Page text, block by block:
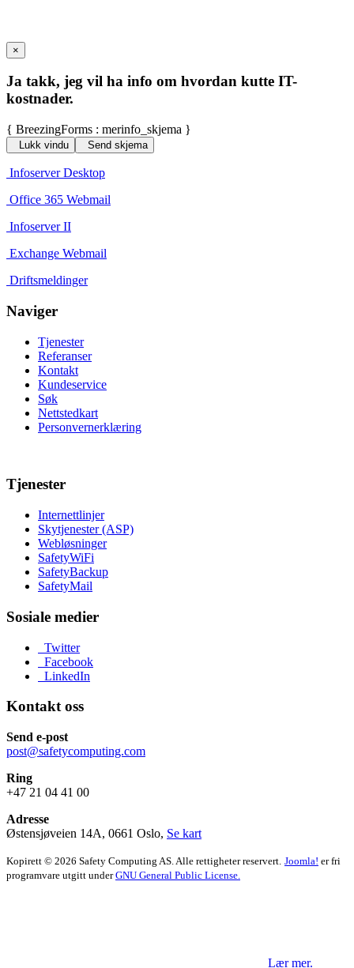
×
Ja takk, jeg vil ha info om hvordan kutte IT-
kostnader.
{ BreezingForms : merinfo_skjema }
Lukk vindu Send skjema
Infoserver Desktop
Office 365 Webmail
Infoserver II
Exchange Webmail
Driftsmeldinger
Naviger
Tjenester
Referanser
Kontakt
Kundeservice
Søk
Nettstedkart
Personvernerklæring
Tjenester
Internettlinjer
Skytjenester (ASP)
Webløsninger
SafetyWiFi
SafetyBackup
SafetyMail
Sosiale medier
Twitter
Facebook
LinkedIn
Kontakt oss
Send e-post
post@safetycomputing.com
Ring
+47 21 04 41 00
Adresse
Østensjøveien 14A, 0661 Oslo, Se kart
Kopirett © 2026 Safety Computing AS. Alle rettigheter reservert. Joomla! er fri
programvare utgitt underGNU General Public License.
Lær mer.